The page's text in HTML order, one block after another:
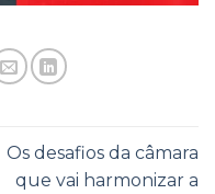
Os desafios da câmara
que vai harmonizar a